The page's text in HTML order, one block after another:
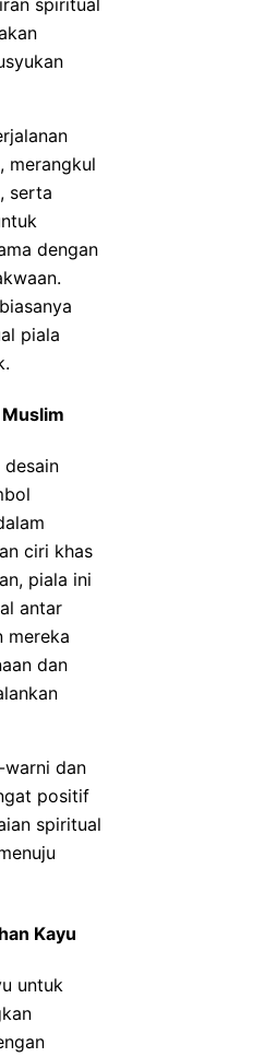
merangkul
serta
dengan
piala
desain
ciri khas
piala ini
antar
mereka
dan
warni dan
positif
spiritual
Kayu
untuk